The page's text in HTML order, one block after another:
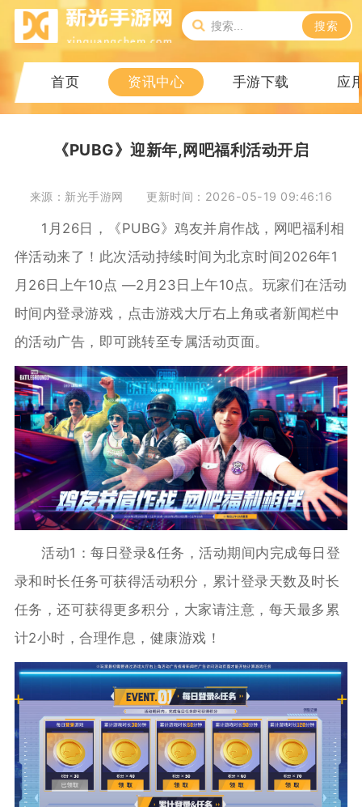
搜索
首页 资讯中心 手游下载 应
《PUBG》迎新年,网吧福利活动开启
来源：新光手游网 更新时间：2026-05-19 09:46:16
1月26日，《PUBG》鸡友并肩作战，网吧福利相
伴活动来了！此次活动持续时间为北京时间2026年1
月26日上午10点 —2月23日上午10点。玩家们在活动
时间内登录游戏，点击游戏大厅右上角或者新闻栏中
的活动广告，即可跳转至专属活动页面。
活动1：每日登录&任务，活动期间内完成每日登
录和时长任务可获得活动积分，累计登录天数及时长
任务，还可获得更多积分，大家请注意，每天最多累
计2小时，合理作息，健康游戏！